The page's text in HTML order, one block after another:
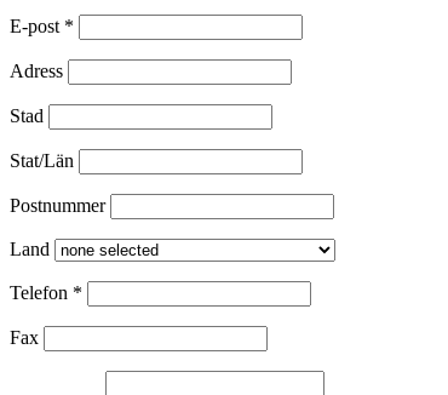
E-post *
Adress
Stad
Stat/Län
Postnummer
Land
Telefon *
Fax